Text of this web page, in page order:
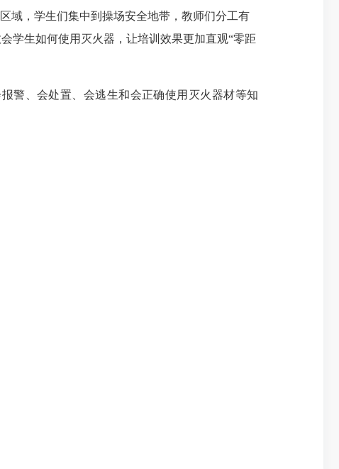
域，学生们集中到操场安全地带，教师们分工有
学生如何使用灭火器，让培训效果更加直观“零距
警、会处置、会逃生和会正确使用灭火器材等知